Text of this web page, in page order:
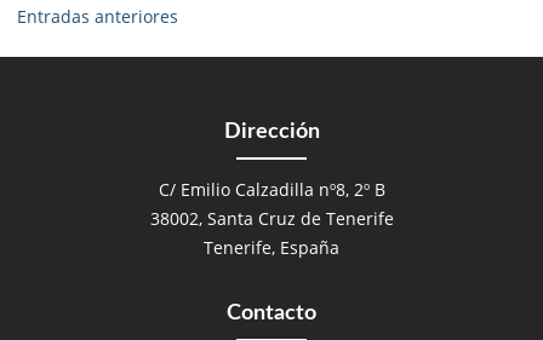
Navegación
Entradas anteriores
Dirección
C/ Emilio Calzadilla nº8, 2º B
38002, Santa Cruz de Tenerife
Tenerife, España
Contacto